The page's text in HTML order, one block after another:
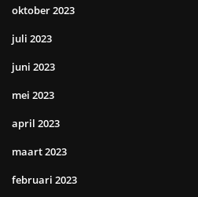
oktober 2023
juli 2023
juni 2023
mei 2023
april 2023
maart 2023
februari 2023